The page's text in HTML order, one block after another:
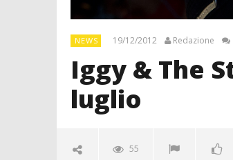
NEWS 19/12/2012 Redazione
Iggy & The
luglio
55